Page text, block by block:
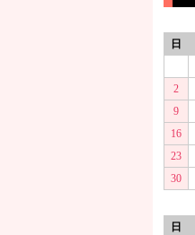
日
2
9
16
23
30
日